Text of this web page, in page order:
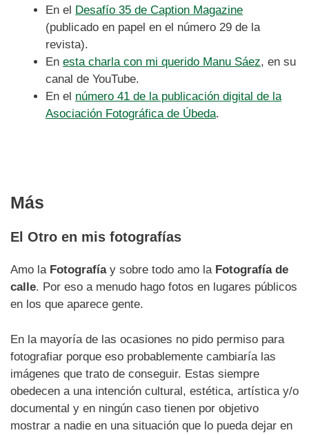
En el Desafío 35 de Caption Magazine
(publicado en papel en el número 29 de la
revista).
En esta charla con mi querido Manu Sáez, en su
canal de YouTube.
En el número 41 de la publicación digital de la
Asociación Fotográfica de Úbeda.
Más
El Otro en mis fotografías
Amo la Fotografíay sobre todo amo la Fotografía de
calle. Por eso a menudo hago fotos en lugares públicos
en los que aparece gente.
En la mayoría de las ocasiones no pido permiso para
fotografiar porque eso probablemente cambiaría las
imágenes que trato de conseguir. Estas siempre
obedecen a una intención cultural, estética, artística y/o
documental y en ningún caso tienen por objetivo
mostrar a nadie en una situación que lo pueda dejar en